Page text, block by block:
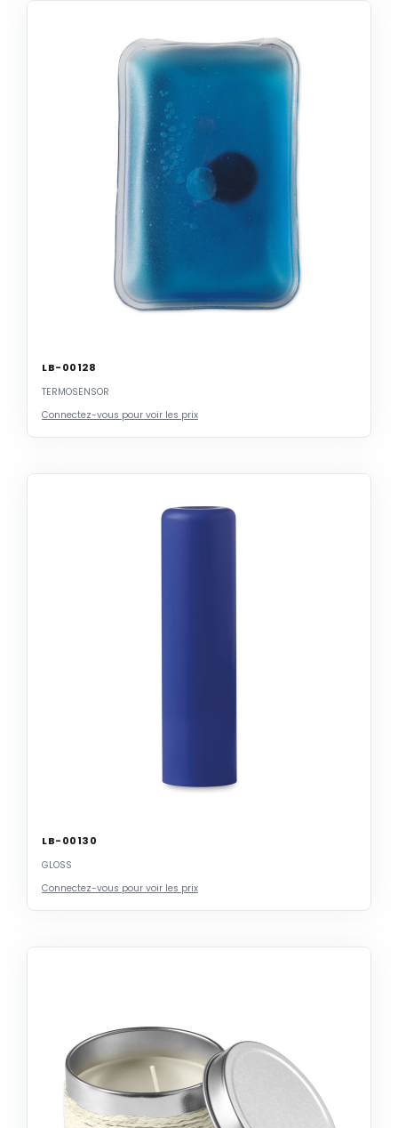
LB-00128
TERMOSENSOR
Connectez-vous pour voir les prix
LB-00130
GLOSS
Connectez-vous pour voir les prix